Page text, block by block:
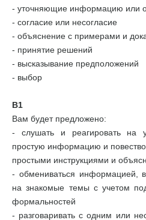
- уточняющие информацию или
- согласие или несогласие
- объяснение с примерами и
- принятие решений
- высказывание предположений
- выбор
В1
Вам будет предложено:
- слушать и реагировать на
простую информацию и
простыми инструкциями и
- обмениваться информацией,
на знакомые темы с учетом
формальностей
- разговаривать с одним или